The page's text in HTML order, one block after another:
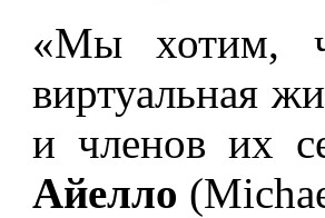
«Мы хотим,
виртуальная
и членов их
Айелло